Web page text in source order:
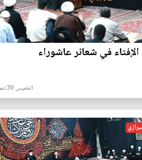
في شعائر عاشوراء
الخميس 30 تموز 2026